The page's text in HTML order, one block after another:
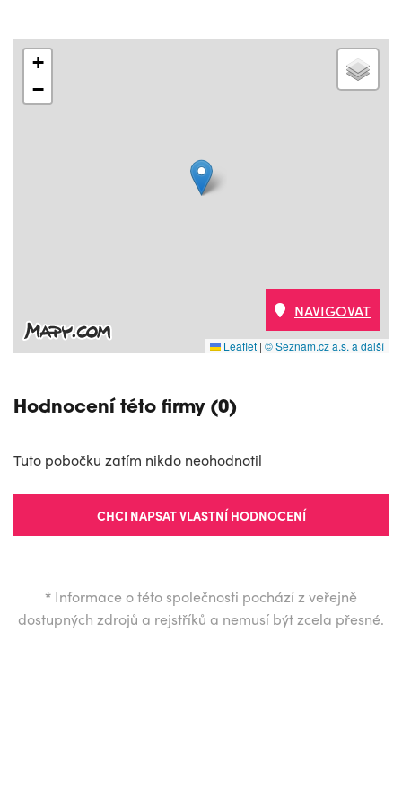
+
−
Leaflet | © Seznam.cz a.s. a další
NAVIGOVAT
Hodnocení této firmy (0)
Tuto pobočku zatím nikdo neohodnotil
CHCI NAPSAT VLASTNÍ HODNOCENÍ
* Informace o této společnosti pochází z veřejně
dostupných zdrojů a rejstříků a nemusí být zcela přesné.